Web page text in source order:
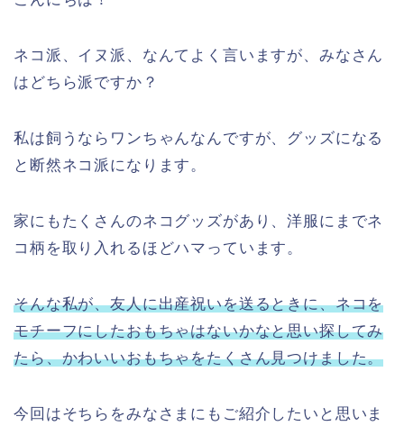
ネコ派、イヌ派、なんてよく言いますが、みなさん
はどちら派ですか？
私は飼うならワンちゃんなんですが、グッズになる
と断然ネコ派になります。
家にもたくさんのネコグッズがあり、洋服にまでネ
コ柄を取り入れるほどハマっています。
そんな私が、友人に出産祝いを送るときに、ネコを
モチーフにしたおもちゃはないかなと思い探してみ
たら、かわいいおもちゃをたくさん見つけました。
今回はそちらをみなさまにもご紹介したいと思いま